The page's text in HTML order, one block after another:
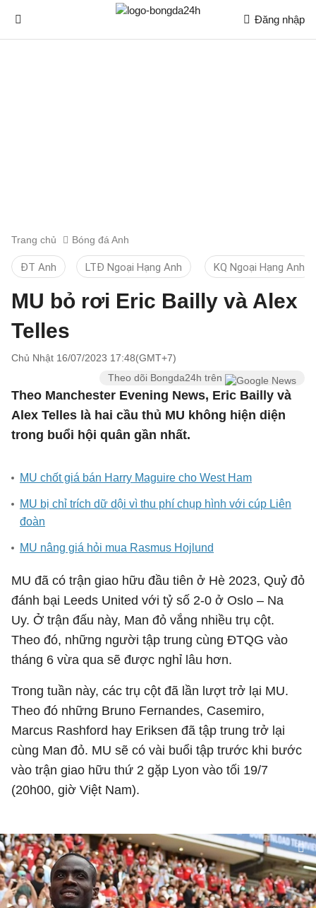
Đăng nhập
Trang chủ Bóng đá Anh
ĐT Anh LTĐ Ngoại Hạng Anh KQ Ngoại Hạng Anh
MU bỏ rơi Eric Bailly và Alex
Telles
Chủ Nhật 16/07/2023 17:48(GMT+7)
Theo dõi Bongda24h trên
Theo Manchester Evening News, Eric Bailly và
Alex Telles là hai cầu thủ MU không hiện diện
trong buổi hội quân gần nhất.
MU chốt giá bán Harry Maguire cho West Ham
MU bị chỉ trích dữ dội vì thu phí chụp hình với cúp Liên
đoàn
MU nâng giá hỏi mua Rasmus Hojlund
MU đã có trận giao hữu đầu tiên ở Hè 2023, Quỷ đỏ
đánh bại Leeds United với tỷ số 2-0 ở Oslo – Na
Uy. Ở trận đấu này, Man đỏ vắng nhiều trụ cột.
Theo đó, những người tập trung cùng ĐTQG vào
tháng 6 vừa qua sẽ được nghỉ lâu hơn.
Trong tuần này, các trụ cột đã lần lượt trở lại MU.
Theo đó những Bruno Fernandes, Casemiro,
Marcus Rashford hay Eriksen đã tập trung trở lại
cùng Man đỏ. MU sẽ có vài buổi tập trước khi bước
vào trận giao hữu thứ 2 gặp Lyon vào tối 19/7
(20h00, giờ Việt Nam).